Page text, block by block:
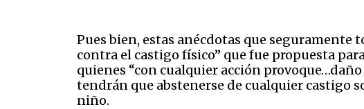
Pues bien, estas anécdotas que seguramente
contra el castigo físico” que fue propuesta
quienes “con cualquier acción
tendrán que abstenerse de cualquier castigo
niño.